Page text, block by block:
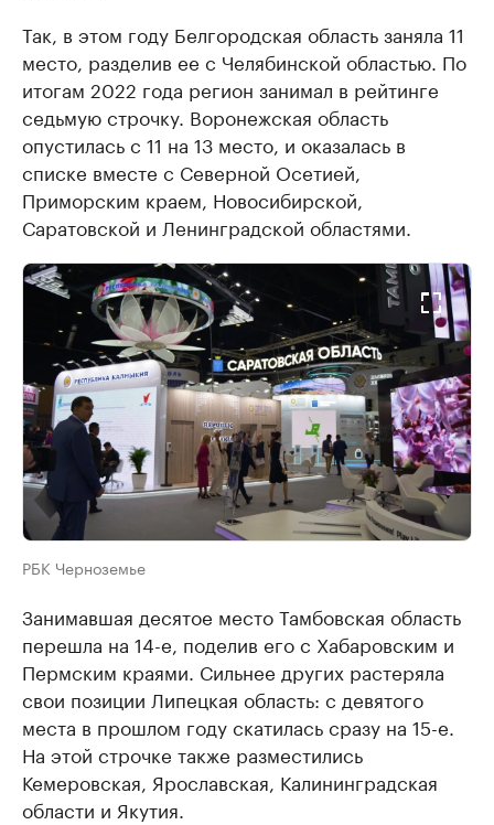
Так, в этом году Белгородская область заняла 11
место, разделив ее с Челябинской областью. По
итогам 2022 года регион занимал в рейтинге
седьмую строчку. Воронежская область
опустилась с 11 на 13 место, и оказалась в
списке вместе с Северной Осетией,
Приморским краем, Новосибирской,
Саратовской и Ленинградской областями.
РБК Черноземье
Занимавшая десятое место Тамбовская область
перешла на 14-е, поделив его с Хабаровским и
Пермским краями. Сильнее других растеряла
свои позиции Липецкая область: с девятого
места в прошлом году скатилась сразу на 15-е.
На этой строчке также разместились
Кемеровская, Ярославская, Калининградская
области и Якутия.